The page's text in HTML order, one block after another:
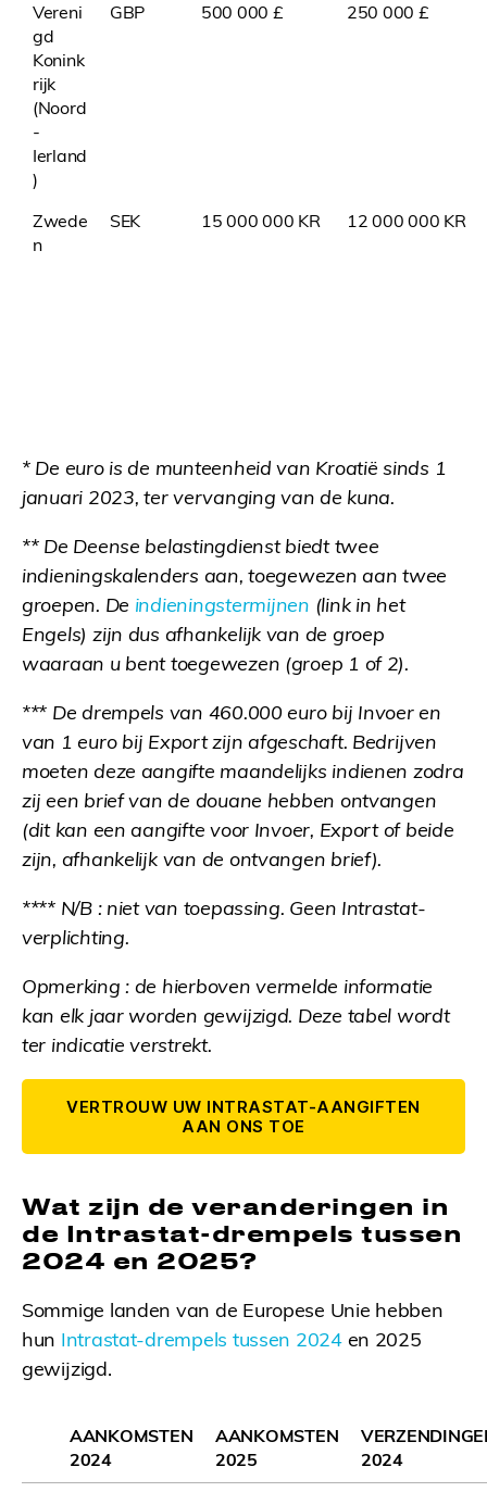
Vereni
gd
Konink
rijk
(Noord
-
Ierland
)
GBP 500 000 £ 250 000 £
Zwede
n
SEK 15 000 000 KR 12 000 000 KR
* De euro is de munteenheid van Kroatië sinds 1
januari 2023, ter vervanging van de kuna.
** De Deense belastingdienst biedt twee
indieningskalenders aan, toegewezen aan twee
groepen. De indieningstermijnen (link in het
Engels) zijn dus afhankelijk van de groep
waaraan u bent toegewezen (groep 1 of 2).
*** De drempels van 460.000 euro bij Invoer en
van 1 euro bij Export zijn afgeschaft. Bedrijven
moeten deze aangifte maandelijks indienen zodra
zij een brief van de douane hebben ontvangen
(dit kan een aangifte voor Invoer, Export of beide
zijn, afhankelijk van de ontvangen brief).
**** N/B : niet van toepassing. Geen Intrastat-
verplichting.
Opmerking : de hierboven vermelde informatie
kan elk jaar worden gewijzigd. Deze tabel wordt
ter indicatie verstrekt.
VERTROUW UW INTRASTAT-AANGIFTEN
AAN ONS TOE
Wat zijn de veranderingen in
de Intrastat-drempels tussen
2024 en 2025?
Sommige landen van de Europese Unie hebben
hun Intrastat-drempels tussen 2024en 2025
gewijzigd.
AANKOMSTEN
2024
AANKOMSTEN
2025
2024